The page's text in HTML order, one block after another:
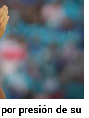
presión de su